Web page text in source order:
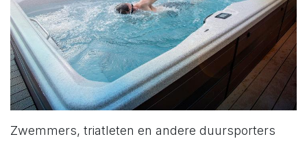
Zwemmers, triatleten en andere duursporters